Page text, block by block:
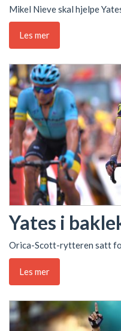
Mikel Nieve skal hjelpe
Les mer
Yates i
Orica-Scott-rytteren satt
Les mer